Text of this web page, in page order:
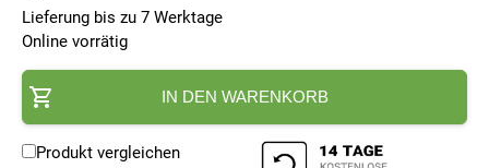
Lieferung bis zu 7 Werktage
Online vorrätig
IN DEN WARENKORB
Produkt vergleichen